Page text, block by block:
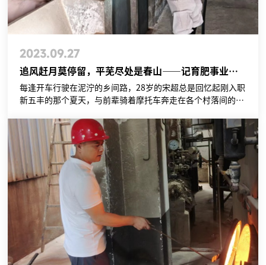
2023.09.27
追风赶月莫停留，平芜尽处是春山——记育肥事业部服务部平江区域主任宋超
每逢开车行驶在泥泞的乡间路，28岁的宋超总是回忆起刚入职
新五丰的那个夏天，与前辈骑着摩托车奔走在各个村落间的美
前往公司和农户合作的养殖场检查猪群的健康情况，为农户提
供技术指导和送去既定的药物。虽然忙碌，但坐在摩托车后
座，有凉风跟荷塘作伴，依然成为每次进场前不可多得的惬意
时光。